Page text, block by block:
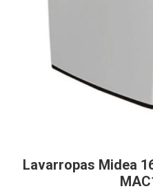
Lavarropas Midea